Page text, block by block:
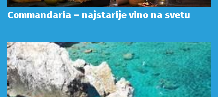
Commandaria – najstarije vino na svetu